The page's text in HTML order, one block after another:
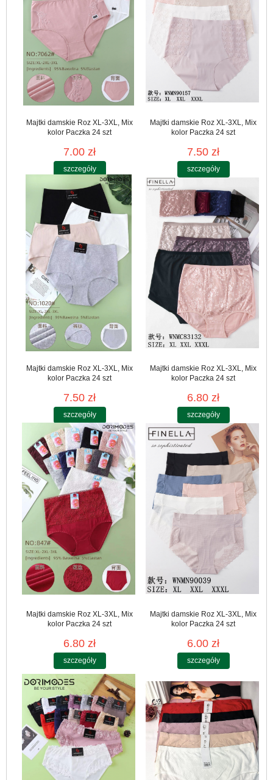
Majtki damskie Roz XL-3XL, Mix
kolor Paczka 24 szt
7.00 zł
szczegóły
Majtki damskie Roz XL-3XL, Mix
kolor Paczka 24 szt
7.50 zł
szczegóły
Majtki damskie Roz XL-3XL, Mix
kolor Paczka 24 szt
7.50 zł
szczegóły
Majtki damskie Roz XL-3XL, Mix
kolor Paczka 24 szt
6.80 zł
szczegóły
Majtki damskie Roz XL-3XL, Mix
kolor Paczka 24 szt
6.80 zł
szczegóły
Majtki damskie Roz XL-3XL, Mix
kolor Paczka 24 szt
6.00 zł
szczegóły